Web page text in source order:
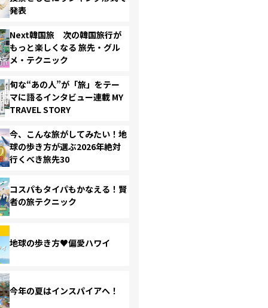
発表
Next韓国旅 次の韓国旅行が
もっと楽しくなる 旅先・グル
メ・テクニック
旬な“あの人”が「旅」をテー
マに語るインタビュー連載 MY
TRAVEL STORY
今、こんな旅がしてみたい！地
球の歩き方が選ぶ2026年絶対
行くべき旅先30
コスパもタイパもかなえる！賢
者の旅テクニック
地球の歩き方♥偏愛ハワイ
今年の夏はインスパイアへ！